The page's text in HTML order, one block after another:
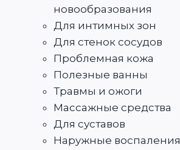
новообразования
Для интимных зон
Для стенок сосудов
Проблемная кожа
Полезные ванны
Травмы и ожоги
Массажные средства
Для суставов
Наружные воспаления